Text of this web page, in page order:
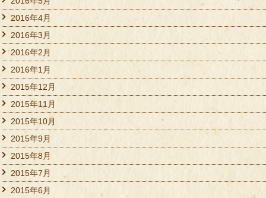
2016年4月
2016年3月
2016年2月
2016年1月
2015年12月
2015年11月
2015年10月
2015年9月
2015年8月
2015年7月
2015年6月